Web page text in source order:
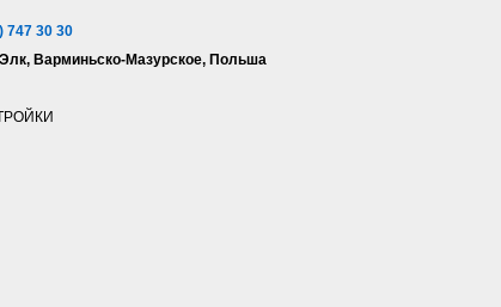
747 30 30
Варминьско-Мазурское, Польша